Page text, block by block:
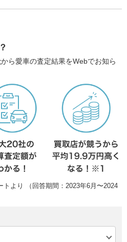
から愛車の査定結果をWebでお知ら
より （回答期間：2023年6月〜2024